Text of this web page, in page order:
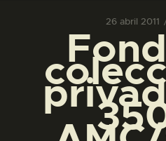
26 abril 2011
PREPARAR
ACTIVIDADES
█